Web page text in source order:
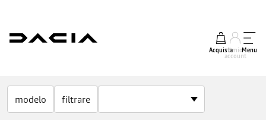
AcquistaIl mio
account
Menu
modelo filtrare